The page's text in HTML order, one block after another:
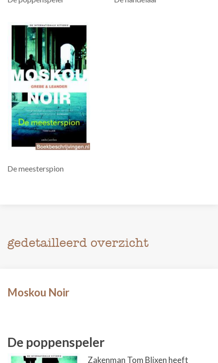
De meesterspion
gedetailleerd overzicht
Moskou Noir
De poppenspeler
Zakenman Tom Blixen heeft